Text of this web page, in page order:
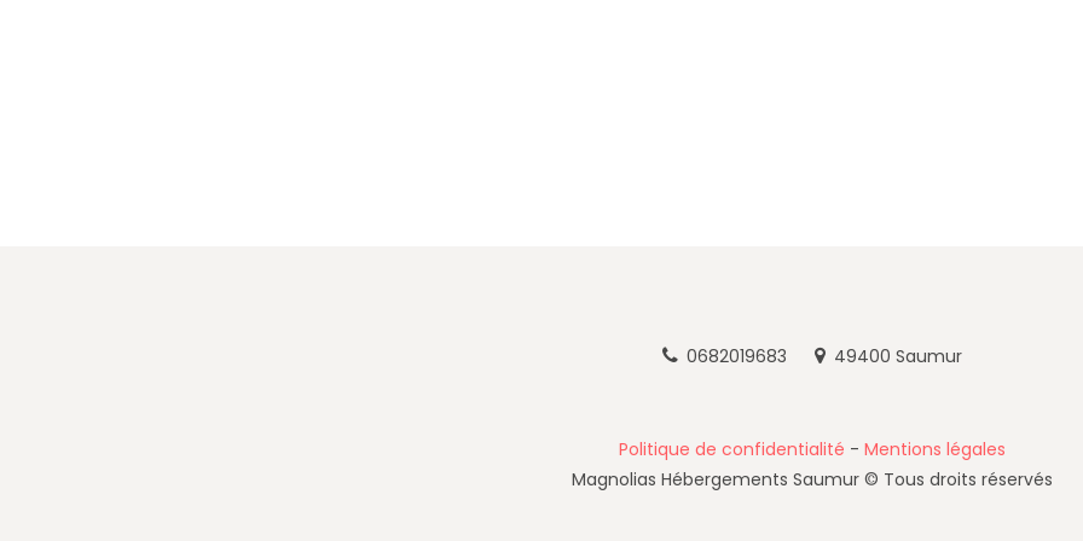
0682019683 49400 Saumur
Politique de confidentialité - Mentions légales
Magnolias Hébergements Saumur © Tous droits réservés